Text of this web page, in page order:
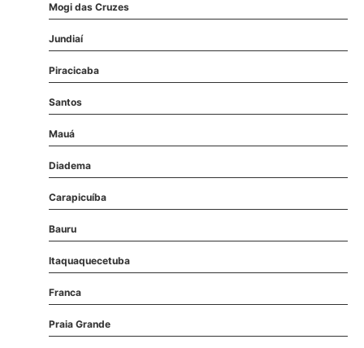
Mogi das Cruzes
Jundiaí
Piracicaba
Santos
Mauá
Diadema
Carapicuíba
Bauru
Itaquaquecetuba
Franca
Praia Grande